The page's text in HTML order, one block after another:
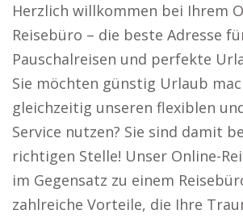
Herzlich willkommen bei Ihrem
Reisebüro – die beste Adresse
Pauschalreisen und perfekte
Sie möchten günstig Urlaub
gleichzeitig unseren flexiblen
Service nutzen? Sie sind damit
richtigen Stelle! Unser Online-
im Gegensatz zu einem
zahlreiche Vorteile, die Ihre